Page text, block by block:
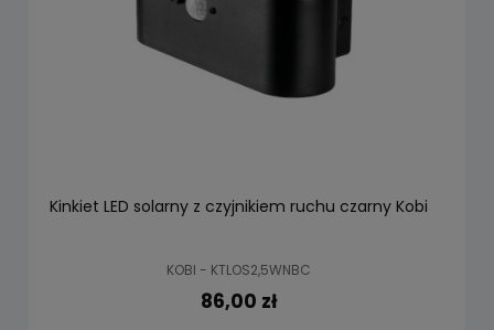
Kinkiet LED solarny z czyjnikiem ruchu czarny Kobi
KOBI - KTLOS2,5WNBC
86,00 zł